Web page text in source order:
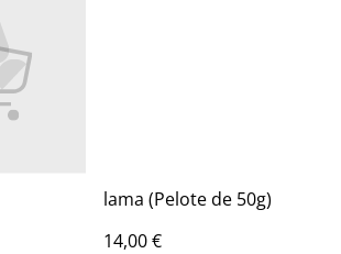
lama (Pelote de 50g)
14,00 €